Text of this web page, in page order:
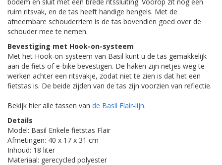
ruim ritsvak, en de tas heeft handige hengels. Met de
afneembare schouderriem is de tas bovendien goed over de
schouder mee te nemen.
Bevestiging met Hook-on-systeem
Met het Hook-on-systeem van Basil kunt u de tas gemakkelijk
aan de fiets of e-bike bevestigen. De haken zijn netjes weg te
werken achter een ritsvakje, zodat niet te zien is dat het een
fietstas is. De beide zijden van de tas zijn voorzien van reflectie.
Bekijk hier alle tassen van de Basil Flair-lijn.
Details
Model: Basil Enkele fietstas Flair
Afmetingen: 40 x 17 x 31 cm
Inhoud: 18 liter
Materiaal: gerecycled polyester